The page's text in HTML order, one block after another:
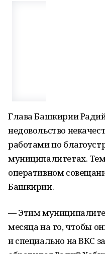
Глава Башкирии
недовольство
работами по
муниципалитетах.
оперативном
Башкирии.
— Этим
месяца на то, чтобы
и специально на ВКС